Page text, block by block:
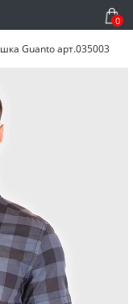
0
Guanto арт.035003